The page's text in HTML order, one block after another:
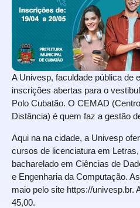
A Univesp, faculdade pública de
inscrições abertas para o
Polo Cubatão. O CEMAD
Distância) é quem faz a gestão
Aqui na na cidade, a Univesp
cursos de licenciatura em
bacharelado em Ciências de
e Engenharia da Computação.
maio pelo site https://univesp.br.
45,00.